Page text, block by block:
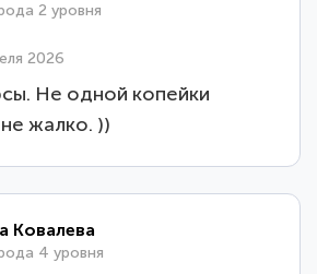
2 уровня
2026
Не одной копейки
жалко. ))
Ковалева
4 уровня